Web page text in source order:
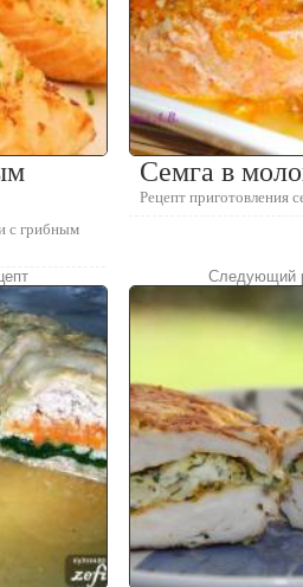
с грибным
Семга в
Рецепт приготовления
Следующий